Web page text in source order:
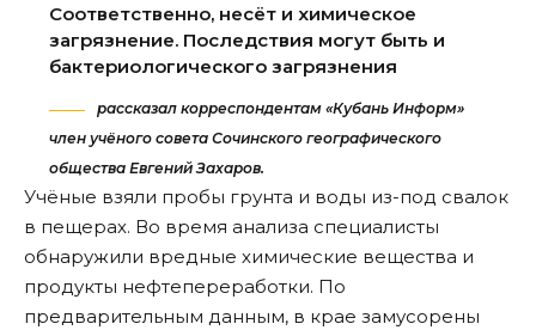
Соответственно, несёт и химическое
загрязнение. Последствия могут быть и
бактериологического загрязнения
рассказал корреспондентам «Кубань Информ»
член учёного совета Сочинского географического
общества Евгений Захаров.
Учёные взяли пробы грунта и воды из-под свалок
в пещерах. Во время анализа специалисты
обнаружили вредные химические вещества и
продукты нефтепереработки. По
предварительным данным, в крае замусорены